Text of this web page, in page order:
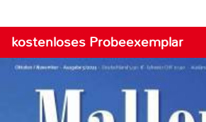
kostenloses Probeexemplar